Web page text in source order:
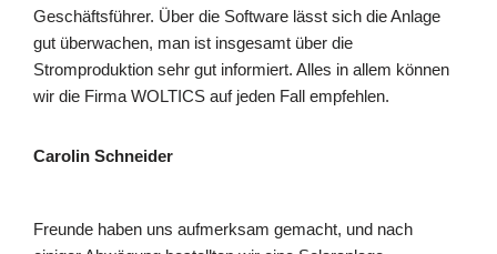
Geschäftsführer. Über die Software lässt sich die Anlage
gut überwachen, man ist insgesamt über die
Stromproduktion sehr gut informiert. Alles in allem können
wir die Firma WOLTICS auf jeden Fall empfehlen.
Carolin Schneider
Freunde haben uns aufmerksam gemacht, und nach